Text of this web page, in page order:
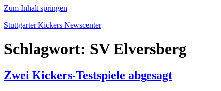
Zum Inhalt springen
Stuttgarter Kickers Newscenter
Schlagwort: SV Elversberg
Zwei Kickers-Testspiele abgesagt